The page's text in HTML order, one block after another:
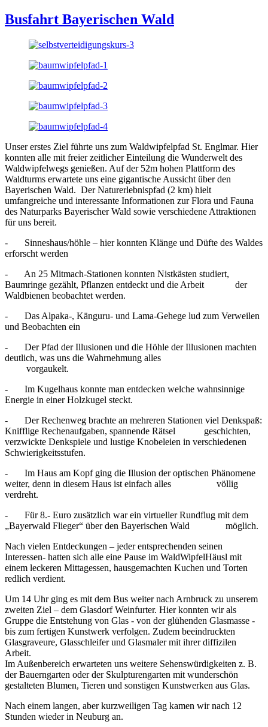
Busfahrt Bayerischen Wald
Unser erstes Ziel führte uns zum Waldwipfelpfad St. Englmar. Hier
konnten alle mit freier zeitlicher Einteilung die Wunderwelt des
Waldwipfelwegs genießen. Auf der 52m hohen Plattform des
Waldturms erwartete uns eine gigantische Aussicht über den
Bayerischen Wald. Der Naturerlebnispfad (2 km) hielt
umfangreiche und interessante Informationen zur Flora und Fauna
des Naturparks Bayerischer Wald sowie verschiedene Attraktionen
für uns bereit.
- Sinneshaus/höhle – hier konnten Klänge und Düfte des Waldes
erforscht werden
- An 25 Mitmach-Stationen konnten Nistkästen studiert,
Baumringe gezählt, Pflanzen entdeckt und die Arbeit der
Waldbienen beobachtet werden.
- Das Alpaka-, Känguru- und Lama-Gehege lud zum Verweilen
und Beobachten ein
- Der Pfad der Illusionen und die Höhle der Illusionen machten
deutlich, was uns die Wahrnehmung alles
vorgaukelt.
- Im Kugelhaus konnte man entdecken welche wahnsinnige
Energie in einer Holzkugel steckt.
- Der Rechenweg brachte an mehreren Stationen viel Denkspaß:
Knifflige Rechenaufgaben, spannende Rätsel geschichten,
verzwickte Denkspiele und lustige Knobeleien in verschiedenen
Schwierigkeitsstufen.
- Im Haus am Kopf ging die Illusion der optischen Phänomene
weiter, denn in diesem Haus ist einfach alles völlig
verdreht.
- Für 8.- Euro zusätzlich war ein virtueller Rundflug mit dem
„Bayerwald Flieger“ über den Bayerischen Wald möglich.
Nach vielen Entdeckungen – jeder entsprechenden seinen
Interessen- hatten sich alle eine Pause im WaldWipfelHäusl mit
einem leckeren Mittagessen, hausgemachten Kuchen und Torten
redlich verdient.
Um 14 Uhr ging es mit dem Bus weiter nach Arnbruck zu unserem
zweiten Ziel – dem Glasdorf Weinfurter. Hier konnten wir als
Gruppe die Entstehung von Glas - von der glühenden Glasmasse -
bis zum fertigen Kunstwerk verfolgen. Zudem beeindruckten
Glasgraveure, Glasschleifer und Glasmaler mit ihrer diffizilen
Arbeit.
Im Außenbereich erwarteten uns weitere Sehenswürdigkeiten z. B.
der Bauerngarten oder der Skulpturengarten mit wunderschön
gestalteten Blumen, Tieren und sonstigen Kunstwerken aus Glas.
Nach einem langen, aber kurzweiligen Tag kamen wir nach 12
Stunden wieder in Neuburg an.